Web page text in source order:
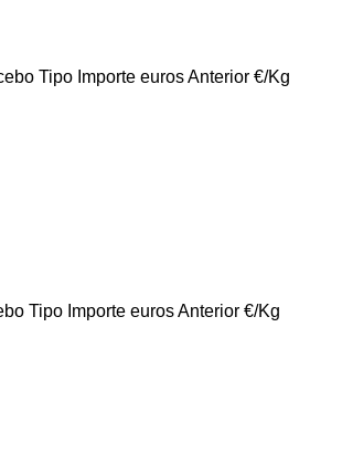
Importe euros Anterior €/Kg
Importe euros Anterior €/Kg